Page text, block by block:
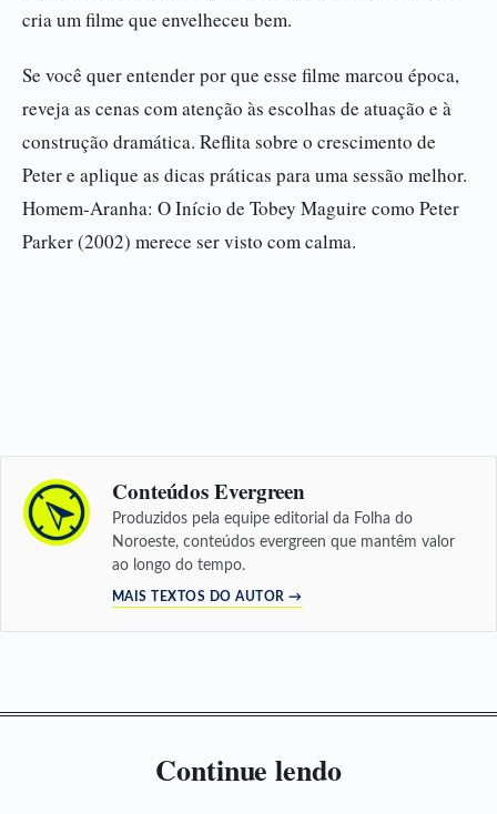
cria um filme que envelheceu bem.
Se você quer entender por que esse filme marcou época,
reveja as cenas com atenção às escolhas de atuação e à
construção dramática. Reflita sobre o crescimento de
Peter e aplique as dicas práticas para uma sessão melhor.
Homem-Aranha: O Início de Tobey Maguire como Peter
Parker (2002) merece ser visto com calma.
Conteúdos Evergreen
Produzidos pela equipe editorial da Folha do
Noroeste, conteúdos evergreen que mantêm valor
ao longo do tempo.
MAIS TEXTOS DO AUTOR →
Continue lendo